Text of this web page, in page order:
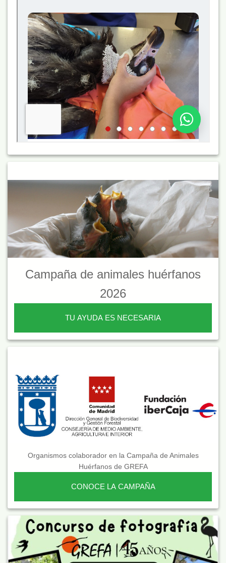
Campaña de animales huérfanos
2026
TU AYUDA ES NECESARIA
Organismos colaborador en la Campaña de Animales
Huérfanos de GREFA
CONOCE LA CAMPAÑA